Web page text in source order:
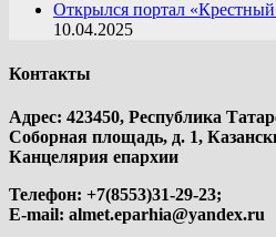
Открылся портал
10.04.2025
Контакты
Адрес: 423450, Республика
Соборная площадь, д. 1,
Канцелярия епархии
Телефон: +7(8553)31-29-23;
E-mail: almet.eparhia@yandex.ru